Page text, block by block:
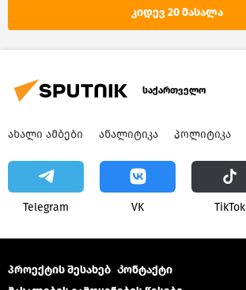
კიდევ 20 მასალა
საქართველო
ᲐᲮᲐᲚᲘ ᲐᲛᲑᲔᲑᲘ ᲐᲜᲐᲚᲘᲢᲘᲙᲐ ᲞᲝᲚᲘᲢᲘᲙᲐ
Telegram VK ТikТоk
პროექტის შესახებ Კონტაქტი